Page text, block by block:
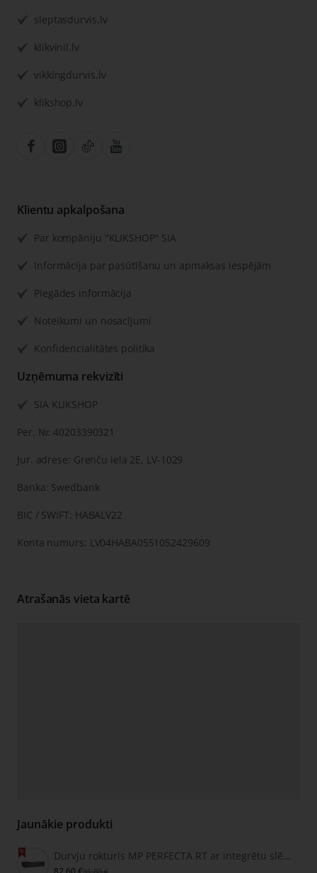
sleptasdurvis.lv
klikvinil.lv
vikkingdurvis.lv
klikshop.lv
Klientu apkalpošana
Par kompāniju "KLIKSHOP" SIA
Informācija par pasūtīšanu un apmaksas iespējām
Piegādes informācija
Noteikumi un nosacījumi
Konfidencialitātes politika
Uzņēmuma rekvizīti
SIA KLIKSHOP
Рег. №: 40203390321
Jur. adrese: Grenču iela 2E, LV-1029
Banka: Swedbank
BIC / SWIFT: HABALV22
Konta numurs: LV04HABA0551052429609
Atrašanās vieta kartē
Jaunākie produkti
Durvju rokturis MP PERFECTA RT ar integrētu slēdzeni